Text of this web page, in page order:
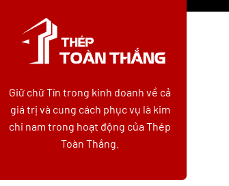
Giữ chữ Tín trong kinh doanh về cả
giá trị và cung cách phục vụ là kim
chi nam trong hoạt động của Thép
Toàn Thắng.